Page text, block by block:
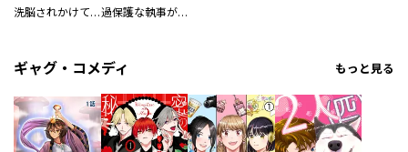
洗脳されかけていた悪役令嬢ですが家出を決意しました。【電子単行本版／特典おまけ付き】 過保護な執事が私の婚活を邪魔してきます！ 分冊版
ギャグ・コメディ もっと見る